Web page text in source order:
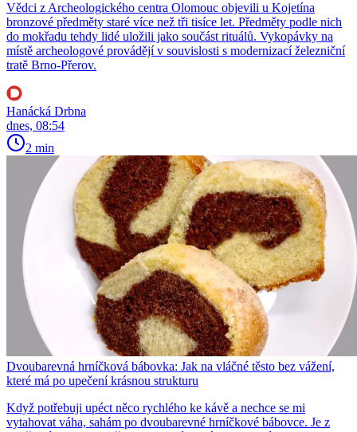
Vědci z Archeologického centra Olomouc objevili u Kojetína
bronzové předměty staré více než tři tisíce let. Předměty podle nich
do mokřadu tehdy lidé uložili jako součást rituálů. Vykopávky na
místě archeologové provádějí v souvislosti s modernizací železniční
tratě Brno-Přerov.
Hanácká Drbna
dnes, 08:54
2 min
Dvoubarevná hrníčková bábovka: Jak na vláčné těsto bez vážení,
které má po upečení krásnou strukturu
Když potřebuji upéct něco rychlého ke kávě a nechce se mi
vytahovat váha, sahám po dvoubarevné hrníčkové bábovce. Je z